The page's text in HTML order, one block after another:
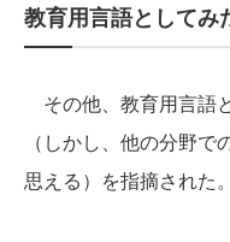
教育用言語として
その他、教育用言語
（しかし、他の分野
思える）を指摘された。